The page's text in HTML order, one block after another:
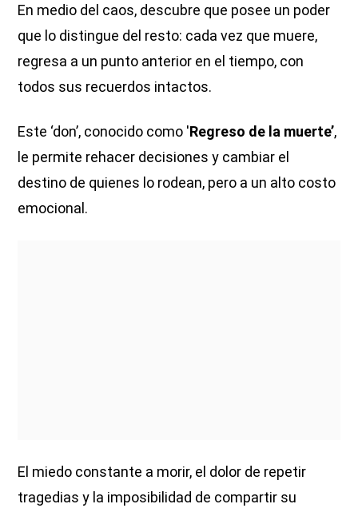
En medio del caos, descubre que posee un poder
que lo distingue del resto: cada vez que muere,
regresa a un punto anterior en el tiempo, con
todos sus recuerdos intactos.
Este ‘don’, conocido como 'Regreso de la muerte’,
le permite rehacer decisiones y cambiar el
destino de quienes lo rodean, pero a un alto costo
emocional.
El miedo constante a morir, el dolor de repetir
tragedias y la imposibilidad de compartir su